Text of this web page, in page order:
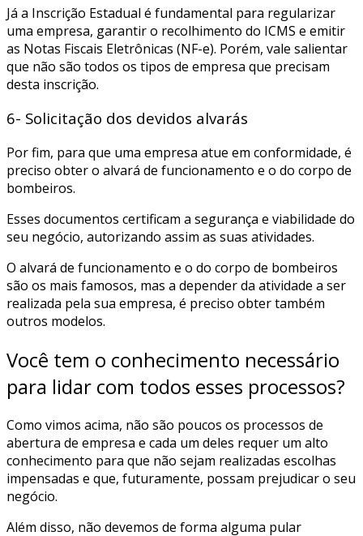
Já a Inscrição Estadual é fundamental para regularizar
uma empresa, garantir o recolhimento do ICMS e emitir
as Notas Fiscais Eletrônicas (NF-e). Porém, vale salientar
que não são todos os tipos de empresa que precisam
desta inscrição.
6- Solicitação dos devidos alvarás
Por fim, para que uma empresa atue em conformidade, é
preciso obter o alvará de funcionamento e o do corpo de
bombeiros.
Esses documentos certificam a segurança e viabilidade do
seu negócio, autorizando assim as suas atividades.
O alvará de funcionamento e o do corpo de bombeiros
são os mais famosos, mas a depender da atividade a ser
realizada pela sua empresa, é preciso obter também
outros modelos.
Você tem o conhecimento necessário
para lidar com todos esses processos?
Como vimos acima, não são poucos os processos de
abertura de empresa e cada um deles requer um alto
conhecimento para que não sejam realizadas escolhas
impensadas e que, futuramente, possam prejudicar o seu
negócio.
Além disso, não devemos de forma alguma pular